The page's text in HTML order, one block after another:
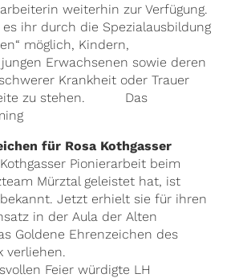
weiterhin zur Verfügung.
ihr durch die Spezialausbildung
möglich, Kindern,
Erwachsenen sowie deren
Krankheit oder Trauer
zu stehen. Das
für Rosa Kothgasser
Pionierarbeit beim
Mürztal geleistet hat, ist
Jetzt erhielt sie für ihren
in der Aula der Alten
Goldene Ehrenzeichen des
verliehen.
Feier würdigte LH